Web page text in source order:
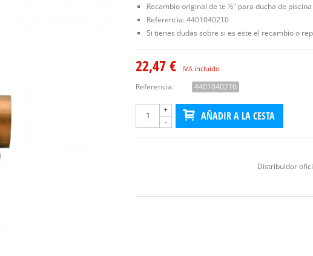
Recambio original de te ½" para ducha de
Referencia: 4401040210
Si tienes dudas sobre si es este el recambio o
22,47 € IVA incluido
Referencia: 4401040210
-
+ AÑADIR A LA CESTA
Distribuidor